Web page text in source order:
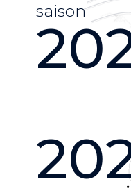
saison